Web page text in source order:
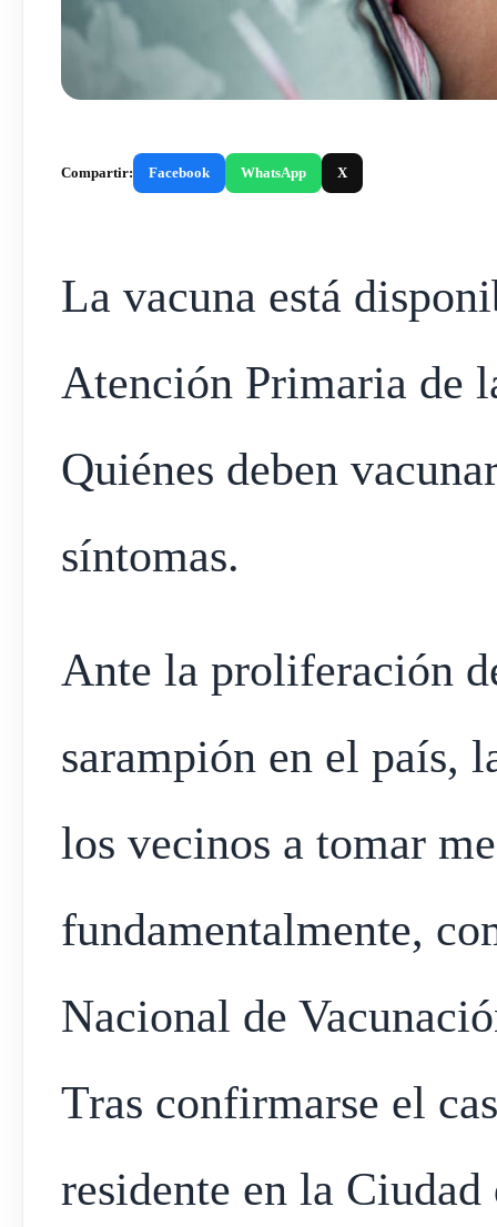
Compartir: Facebook WhatsApp X
La vacuna está
Atención Primaria de
Quiénes deben
síntomas.
Ante la proliferación
sarampión en el país,
los vecinos a tomar
fundamentalmente,
Nacional de
Tras confirmarse el
residente en la